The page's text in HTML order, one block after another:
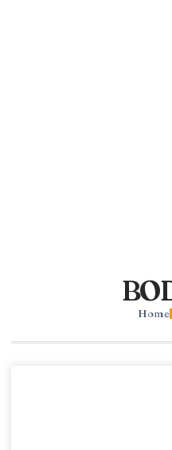
Home